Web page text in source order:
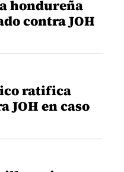
hondureña
contra JOH
ratifica
JOH en caso